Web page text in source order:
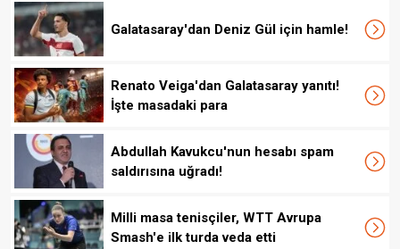
Galatasaray'dan Deniz Gül için hamle!
Renato Veiga'dan Galatasaray yanıtı!
İşte masadaki para
Abdullah Kavukcu'nun hesabı spam
saldırısına uğradı!
Milli masa tenisçiler, WTT Avrupa
Smash'e ilk turda veda etti